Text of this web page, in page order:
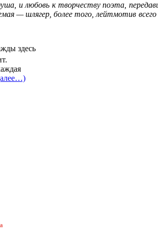
и любовь к творчеству поэта,
— шлягер, более того, лейтмотив
здесь